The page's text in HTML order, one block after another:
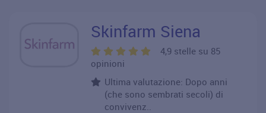
Skinfarm Siena
4,9 stelle su 85
opinioni
Ultima valutazione: Dopo anni
(che sono sembrati secoli) di
convivenz..